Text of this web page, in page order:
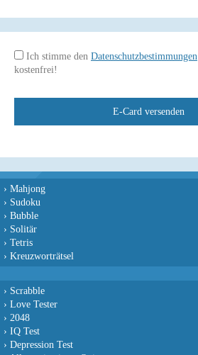
Ich stimme den Datenschutzbestimmungen
kostenfrei!
› Mahjong
› Sudoku
› Bubble
› Solitär
› Tetris
› Kreuzworträtsel
› Scrabble
› Love Tester
› 2048
› IQ Test
› Depression Test